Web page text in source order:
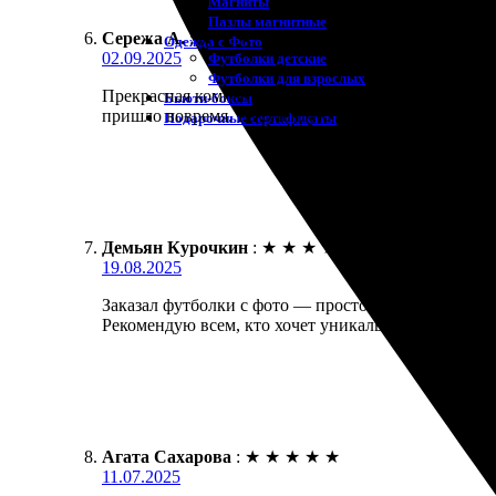
Пазлы магнитные
Одежда с Фото
Футболки детские
Футболки для взрослых
Бьюти-боксы
Подарочные сертификаты
Сережа А. : ★ ★ ★ ★
02.09.2025
Прекрасная компания! Сделал футболки с фото на
пришло вовремя. Рекомендую всем, кто хочет
Демьян Курочкин : ★ ★ ★ ★
19.08.2025
Заказал футболки с фото — просто супер!
Рекомендую всем, кто хочет уникальные вещи!
Агата Сахарова : ★ ★ ★ ★ ★
11.07.2025